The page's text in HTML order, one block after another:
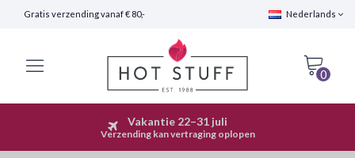
Gratis verzending vanaf € 80,- Nederlands
0
Snelle Verzending (24 uur)
Vakantie 22–31 juli
Verzending kan vertraging oplopen